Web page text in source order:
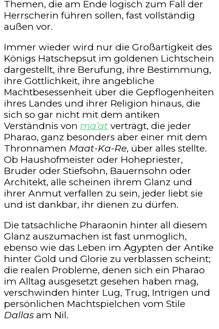
Themen, die am Ende logisch zum Fall der
Herrscherin führen sollen, fast vollständig
außen vor.
Immer wieder wird nur die Großartigkeit des
Königs Hatschepsut im goldenen Lichtschein
dargestellt, ihre Berufung, ihre Bestimmung,
ihre Göttlichkeit, ihre angebliche
Machtbesessenheit über die Gepflogenheiten
ihres Landes und ihrer Religion hinaus, die
sich so gar nicht mit dem antiken
Verständnis von ma’at verträgt, die jeder
Pharao, ganz besonders aber einer mit dem
Thronnamen Maat-Ka-Re, über alles stellte.
Ob Haushofmeister oder Hohepriester,
Bruder oder Stiefsohn, Bauernsohn oder
Architekt, alle scheinen ihrem Glanz und
ihrer Anmut verfallen zu sein, jeder liebt sie
und ist dankbar, ihr dienen zu dürfen.
Die tatsächliche Pharaonin hinter all diesem
Glanz auszumachen ist fast unmöglich,
ebenso wie das Leben im Ägypten der Antike
hinter Gold und Glorie zu verblassen scheint;
die realen Probleme, denen sich ein Pharao
im Alltag ausgesetzt gesehen haben mag,
verschwinden hinter Lug, Trug, Intrigen und
persönlichen Machtspielchen vom Stile
Dallas am Nil.